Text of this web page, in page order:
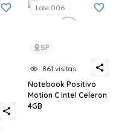
SP
Lote 006
861 visitas
Notebook Positivo
Motion C Intel Celeron
4GB